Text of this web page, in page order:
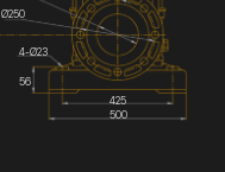
425
500
56
4-Ø23
Ø250